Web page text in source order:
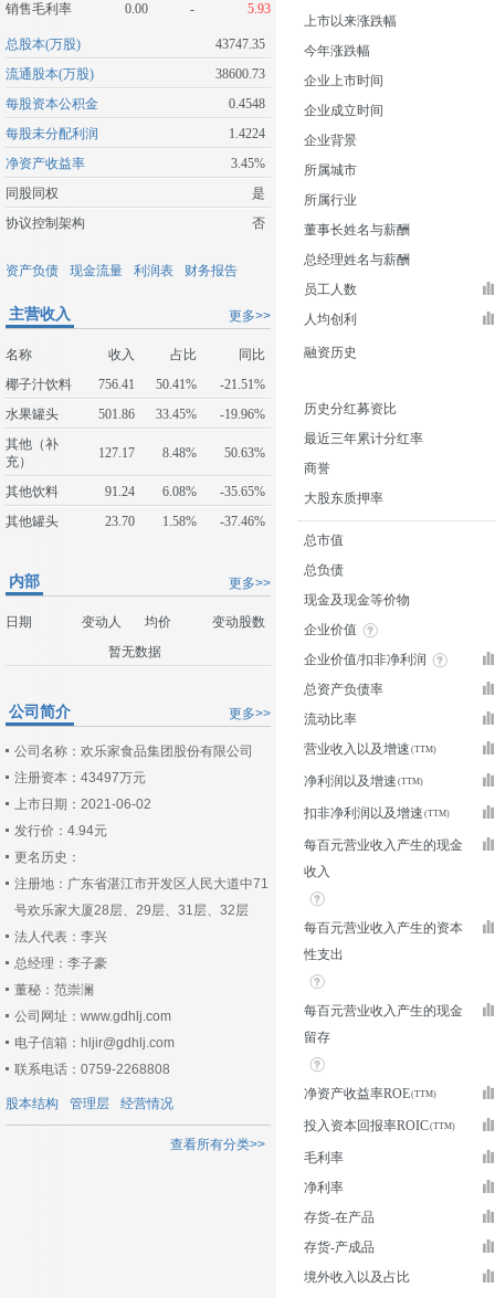
销售毛利率
0.00 - 5.93
总股本(万股)
43747.35
流通股本(万股)
38600.73
每股资本公积金
0.4548
每股未分配利润
1.4224
净资产收益率
3.45%
同股同权
是
协议控制架构
否
资产负债 现金流量 利润表 财务报告
更多>>
主营收入
名称 收入 占比
同比
椰子汁饮料
756.41 50.41%
-21.51%
水果罐头
501.86 33.45%
-19.96%
其他（补
充）
127.17 8.48% 50.63%
其他饮料 91.24 6.08%
-35.65%
其他罐头
23.70 1.58% -37.46%
更多>>
内部
日期 变动人 均价
变动股数
暂无数据
更多>>
公司简介
公司名称：欢乐家食品集团股份有限公司
注册资本：43497万元
上市日期：2021-06-02
发行价：4.94元
更名历史：
注册地：广东省湛江市开发区人民大道中71
号欢乐家大厦28层、29层、31层、32层
法人代表：李兴
总经理：李子豪
董秘：范崇澜
公司网址：www.gdhlj.com
电子信箱：hljir@gdhlj.com
联系电话：0759-2268808
股本结构 管理层 经营情况
查看所有分类>>
上市以来涨跌幅
今年涨跌幅
企业上市时间
企业成立时间
企业背景
所属城市
所属行业
董事长姓名与薪酬
总经理姓名与薪酬
员工人数
人均创利
融资历史
历史分红募资比
最近三年累计分红率
商誉
大股东质押率
总市值
总负债
现金及现金等价物
企业价值
企业价值/扣非净利润
总资产负债率
流动比率
营业收入以及增速
净利润以及增速
扣非净利润以及增速
每百元营业收入产生的现金
收入
每百元营业收入产生的资本
性支出
每百元营业收入产生的现金
留存
净资产收益率ROE
投入资本回报率ROIC
毛利率
净利率
存货-在产品
存货-产成品
境外收入以及占比